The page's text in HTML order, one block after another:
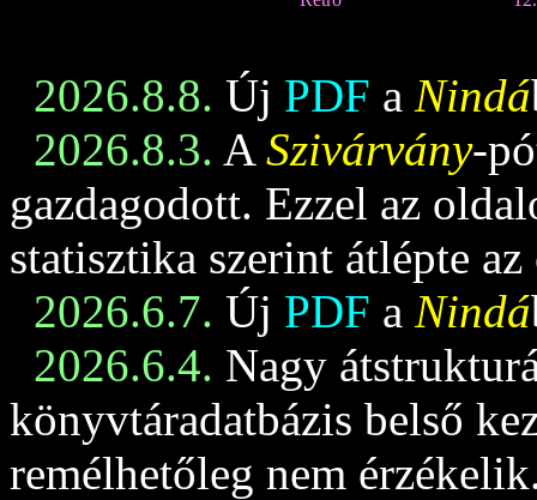
2026.8.8. Új PDF a Nindá
2026.8.3. A Szivárvány-
gazdagodott. Ezzel az
statisztika szerint átlépte
2026.6.7. Új PDF a Nindá
2026.6.4. Nagy
könyvtáradatbázis belső
remélhetőleg nem